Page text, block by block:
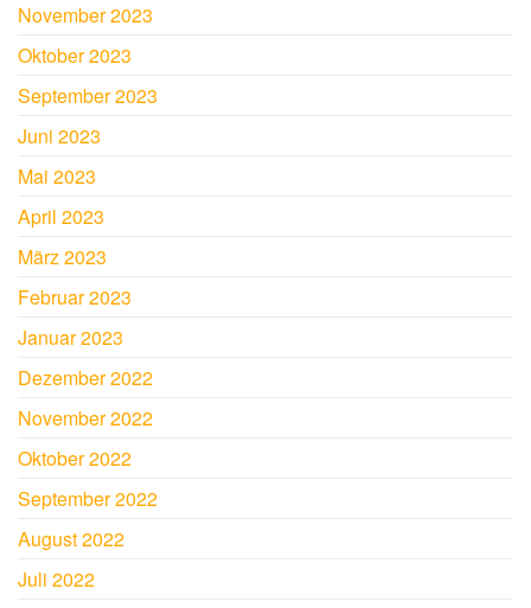
November 2023
Oktober 2023
September 2023
Juni 2023
Mai 2023
April 2023
März 2023
Februar 2023
Januar 2023
Dezember 2022
November 2022
Oktober 2022
September 2022
August 2022
Juli 2022